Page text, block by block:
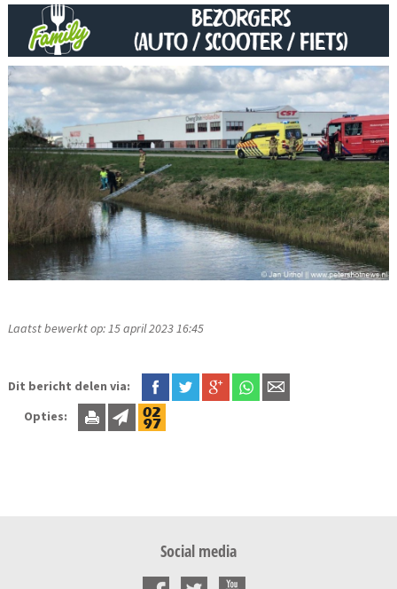
Laatst bewerkt op: 15 april 2023 16:45
Dit bericht delen via:
Opties:
Social media